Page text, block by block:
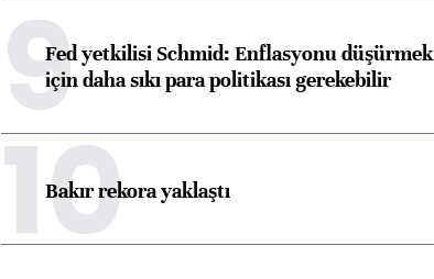
9Fed yetkilisi Schmid: Enflasyonu düşürmek
için daha sıkı para politikası gerekebilir
10
Bakır rekora yaklaştı